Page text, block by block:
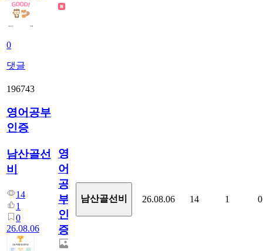
0
댓글
196743
영어공부
인증
남산골선
비
14
1
0
26.08.06
영
어
공
부
인
증
남산골선비 26.08.06 14 1 0